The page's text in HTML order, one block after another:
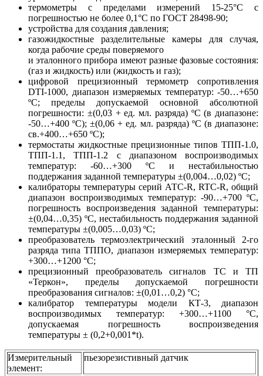
термометры с пределами измерений 15-25°С с
погрешностью не более 0,1°С по ГОСТ 28498-90;
устройства для создания давления;
газожидкостные разделительные камеры для случая,
когда рабочие среды поверяемого
и эталонного прибора имеют разные фазовые состояния:
(газ и жидкость) или (жидкость и газ);
цифровой прецизионный термометр сопротивления
DTI-1000, диапазон измеряемых температур: -50…+650
ºС; пределы допускаемой основной абсолютной
погрешности: ±(0,03 + ед. мл. разряда) ºC (в диапазоне:
-50…+400 ºС); ±(0,06 + ед. мл. разряда) ºC (в диапазоне:
св.+400…+650 ºС);
термостаты жидкостные прецизионные типов ТПП-1.0,
ТПП-1.1, ТПП-1.2 с диапазоном воспроизводимых
температур: -60…+300 ºС и нестабильностью
поддержания заданной температуры ±(0,004…0,02) ºС;
калибраторы температуры серий АТС-R, RTC-R, общий
диапазон воспроизводимых температур: -90…+700 ºС,
погрешность воспроизведения заданной температуры:
±(0,04…0,35) ºС, нестабильность поддержания заданной
температуры ±(0,005…0,03) ºС;
преобразователь термоэлектрический эталонный 2-го
разряда типа ТППО, диапазон измеряемых температур:
+300…+1200 °С;
прецизионный преобразователь сигналов ТС и ТП
«Теркон», пределы допускаемой погрешности
преобразования сигналов: ±(0,01…0,2) °С;
калибратор температуры модели КТ-3, диапазон
воспроизводимых температур: +300…+1100 °С,
допускаемая погрешность воспроизведения
температуры ± (0,2+0,001*t).
Измерительный
элемент:
пьезорезистивный датчик